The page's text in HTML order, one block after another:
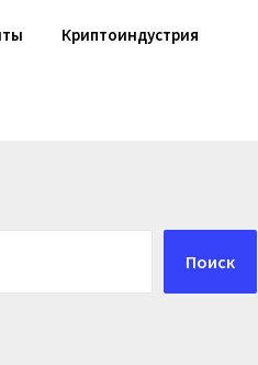
Криптоиндустрия
Поиск